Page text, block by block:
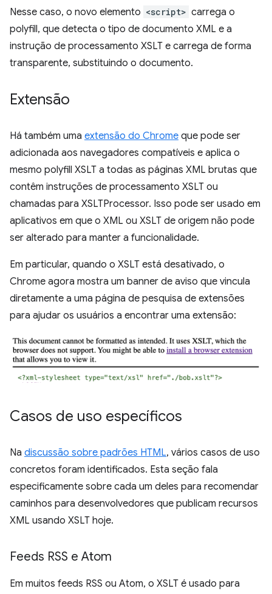
Nesse caso, o novo elemento <script> carrega o
polyfill, que detecta o tipo de documento XML e a
instrução de processamento XSLT e carrega de forma
transparente, substituindo o documento.
Extensão
Há também uma extensão do Chrome que pode ser
adicionada aos navegadores compatíveis e aplica o
mesmo polyfill XSLT a todas as páginas XML brutas que
contêm instruções de processamento XSLT ou
chamadas para XSLTProcessor. Isso pode ser usado em
aplicativos em que o XML ou XSLT de origem não pode
ser alterado para manter a funcionalidade.
Em particular, quando o XSLT está desativado, o
Chrome agora mostra um banner de aviso que vincula
diretamente a uma página de pesquisa de extensões
para ajudar os usuários a encontrar uma extensão:
Casos de uso específicos
Na discussão sobre padrões HTML, vários casos de uso
concretos foram identificados. Esta seção fala
especificamente sobre cada um deles para recomendar
caminhos para desenvolvedores que publicam recursos
XML usando XSLT hoje.
Feeds RSS e Atom
Em muitos feeds RSS ou Atom, o XSLT é usado para